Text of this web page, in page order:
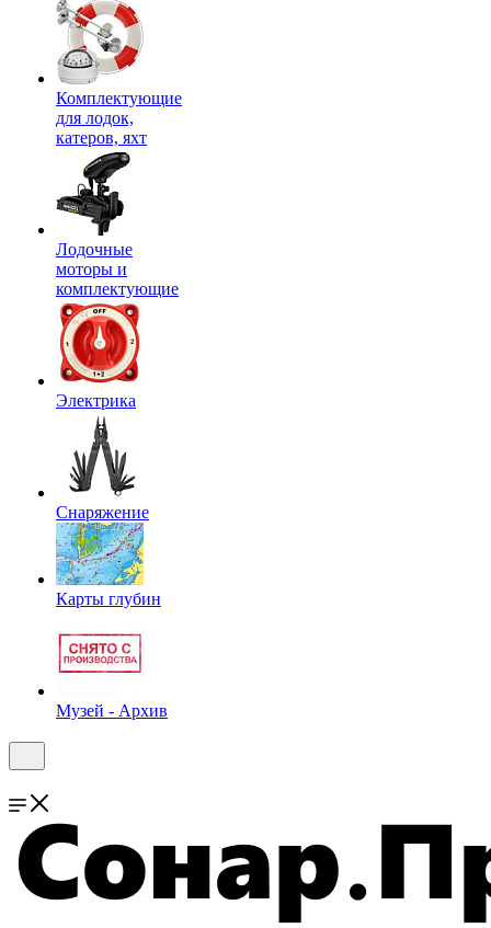
Комплектующие
для лодок,
катеров, яхт
Лодочные
моторы и
комплектующие
Электрика
Снаряжение
Карты глубин
Музей - Архив